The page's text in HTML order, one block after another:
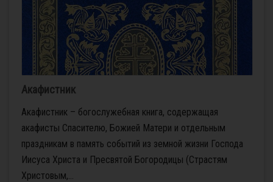
Акафистник
Акафистник – богослужебная книга, содержащая
акафисты Спасителю, Божией Матери и отдельным
праздникам в память событий из земной жизни Господа
Иисуса Христа и Пресвятой Богородицы (Страстям
Христовым,...